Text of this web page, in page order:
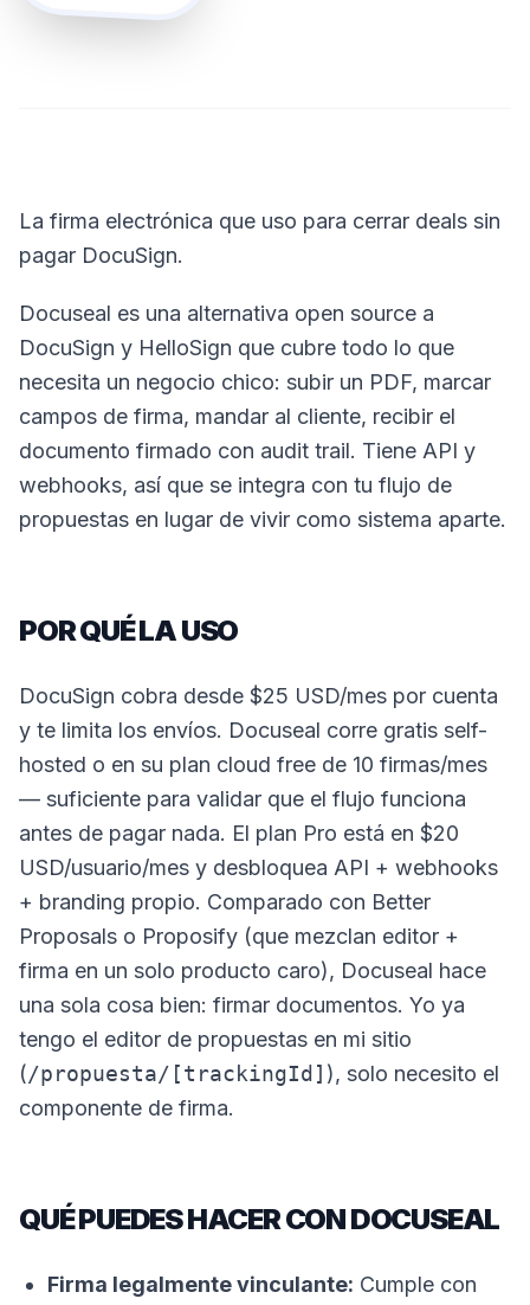
La firma electrónica que uso para cerrar deals sin
pagar DocuSign.
Docuseal es una alternativa open source a
DocuSign y HelloSign que cubre todo lo que
necesita un negocio chico: subir un PDF, marcar
campos de firma, mandar al cliente, recibir el
documento firmado con audit trail. Tiene API y
webhooks, así que se integra con tu flujo de
propuestas en lugar de vivir como sistema aparte.
POR QUÉ LA USO
DocuSign cobra desde $25 USD/mes por cuenta
y te limita los envíos. Docuseal corre gratis self-
hosted o en su plan cloud free de 10 firmas/mes
— suficiente para validar que el flujo funciona
antes de pagar nada. El plan Pro está en $20
USD/usuario/mes y desbloquea API + webhooks
+ branding propio. Comparado con Better
Proposals o Proposify (que mezclan editor +
firma en un solo producto caro), Docuseal hace
una sola cosa bien: firmar documentos. Yo ya
tengo el editor de propuestas en mi sitio
(/propuesta/[trackingId] ), solo necesito el
componente de firma.
QUÉ PUEDES HACER CON DOCUSEAL
Firma legalmente vinculante: Cumple con